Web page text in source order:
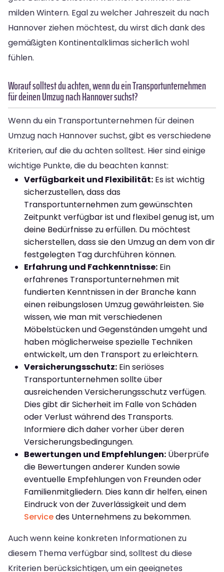
milden Wintern. Egal zu welcher Jahreszeit du nach
Hannover ziehen möchtest, du wirst dich dank des
gemäßigten Kontinentalklimas sicherlich wohl
fühlen.
Worauf solltest du achten, wenn du ein Transportunternehmen
für deinen Umzug nach Hannover suchst?
Wenn du ein Transportunternehmen für deinen
Umzug nach Hannover suchst, gibt es verschiedene
Kriterien, auf die du achten solltest. Hier sind einige
wichtige Punkte, die du beachten kannst:
Verfügbarkeit und Flexibilität: Es ist wichtig
sicherzustellen, dass das
Transportunternehmen zum gewünschten
Zeitpunkt verfügbar ist und flexibel genug ist, um
deine Bedürfnisse zu erfüllen. Du möchtest
sicherstellen, dass sie den Umzug an dem von dir
festgelegten Tag durchführen können.
Erfahrung und Fachkenntnisse: Ein
erfahrenes Transportunternehmen mit
fundierten Kenntnissen in der Branche kann
einen reibungslosen Umzug gewährleisten. Sie
wissen, wie man mit verschiedenen
Möbelstücken und Gegenständen umgeht und
haben möglicherweise spezielle Techniken
entwickelt, um den Transport zu erleichtern.
Versicherungsschutz: Ein seriöses
Transportunternehmen sollte über
ausreichenden Versicherungsschutz verfügen.
Dies gibt dir Sicherheit im Falle von Schäden
oder Verlust während des Transports.
Informiere dich daher vorher über deren
Versicherungsbedingungen.
Bewertungen und Empfehlungen: Überprüfe
die Bewertungen anderer Kunden sowie
eventuelle Empfehlungen von Freunden oder
Familienmitgliedern. Dies kann dir helfen, einen
Eindruck von der Zuverlässigkeit und dem
Servicedes Unternehmens zu bekommen.
Auch wenn keine konkreten Informationen zu
diesem Thema verfügbar sind, solltest du diese
Kriterien berücksichtigen, um ein geeignetes